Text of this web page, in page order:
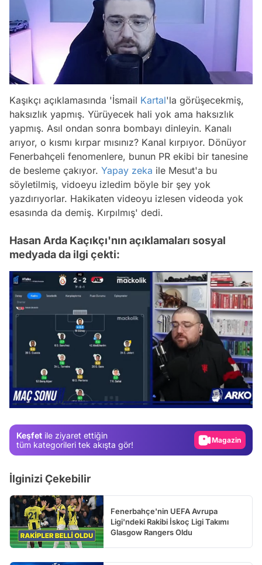
Kaşıkçı açıklamasında 'İsmail Kartal'la görüşecekmiş,
haksızlık yapmış. Yürüyecek hali yok ama haksızlık
yapmış. Asıl ondan sonra bombayı dinleyin. Kanalı
arıyor, o kısmı kırpar mısınız? Kanal kırpıyor. Dönüyor
Fenerbahçeli fenomenlere, bunun PR ekibi bir tanesine
de besleme çakıyor. Yapay zeka ile Mesut'a bu
söyletilmiş, vidoeyu izledim böyle bir şey yok
yazdırıyorlar. Hakikaten videoyu izlesen videoda yok
esasında da demiş. Kırpılmış' dedi.
Hasan Arda Kaçıkçı'nın açıklamaları sosyal
medyada da ilgi çekti:
/
Keşfet ile ziyaret ettiğin
tüm kategorileri tek akışta gör!
Video
Test
Magazin
İlginizi Çekebilir
Fenerbahçe'nin UEFA Avrupa
Ligi'ndeki Rakibi İskoç Ligi Takımı
Glasgow Rangers Oldu